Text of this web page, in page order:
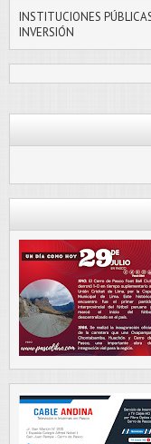
INSTITUCIONES
INVERSIÓN